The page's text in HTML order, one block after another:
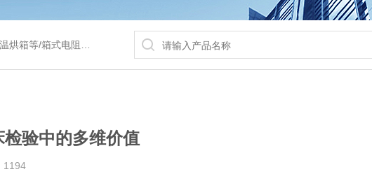
/摇床/振荡器/水槽/水浴锅等
验中的多维价值
1194